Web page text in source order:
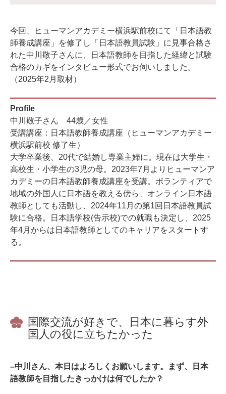
今回、ヒューマンアカデミー横浜駅前校にて「日本語教
師養成講座」を修了し「日本語教員試験」に見事合格さ
れた中川敬子さんに、日本語教師を目指した経緯と試験
合格のカギをインタビュー形式でお伺いしました。
（2025年2月取材）
Profile
中川敬子さん 44歳／女性
受講講座：日本語教師養成講座 （ヒューマンアカデミー
横浜駅前校 修了生）
大学卒業後、20代で結婚し専業主婦に。現在は大学生・
高校生・小学生の3児の母。2023年7月よりヒューマンア
カデミーの日本語教師養成講座を受講。ボランティアで
地域の外国人に日本語を教える傍ら、オンライン日本語
教師としても活動し、2024年11月の第1回日本語教員試
験に合格。日本語学校(告示校)での就職も決定し、2025
年4月からは日本語教師としてのキャリアをスタートす
る。
国際交流が好きで、日本に暮らす外
国人の役に立ちたかった
–中川さん、本日はよろしくお願いします。まず、日本
語教師を目指したきっかけは何でしたか？